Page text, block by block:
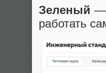
Зеленый —
работать